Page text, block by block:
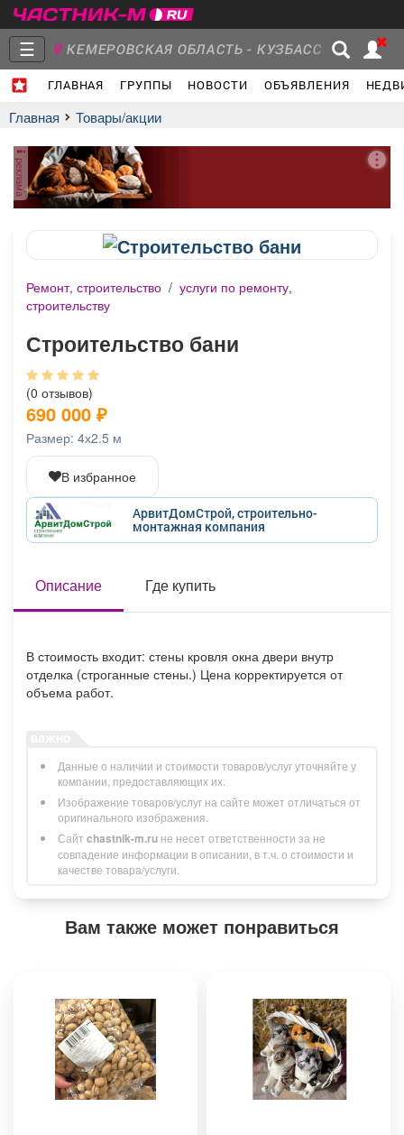
☰ КЕМЕРОВСКАЯ ОБЛАСТЬ - КУЗБАСС
ГЛАВНАЯ ГРУППЫ НОВОСТИ ОБЪЯВЛЕНИЯ
Главная
Объявления Недвижимость Услуги
Работа
Афиша
Товары Поздравления Погода
ТВ программа
Главная Товары/акции
реклама
Ремонт, строительство / услуги по ремонту,
строительству
Строительство бани
(0 отзывов)
690 000 ₽
Размер: 4х2.5 м
В избранное
АрвитДомСтрой, строительно-
монтажная компания
Описание Где купить
В стоимость входит: стены кровля окна двери внутр
отделка (строганные стены.) Цена корректируется от
объема работ.
Данные о наличии и стоимости товаров/услуг уточняйте у
компании, предоставляющих их.
Изображение товаров/услуг на сайте может отличаться от
оригинального изображения.
Сайт chastnik-m.ru не несет ответственности за не
совпадение информации в описании, в т.ч. о стоимости и
качестве товара/услуги.
Вам также может понравиться